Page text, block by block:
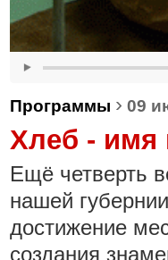
Программы › 09
Хлеб - имя
Ещё четверть
нашей
достижение
создания